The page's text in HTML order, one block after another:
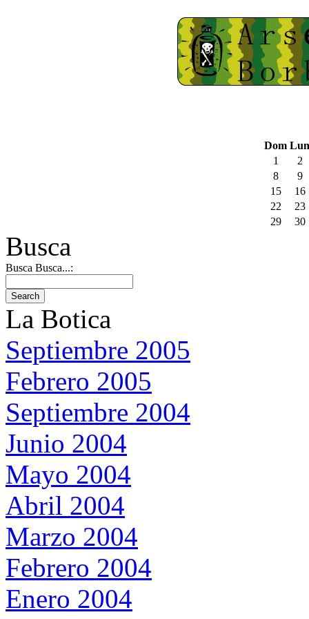
Dom Lun
1
2
8
9
15
16
22
23
29
30
Busca
Busca Busca...:
La Botica
Septiembre 2005
Febrero 2005
Septiembre 2004
Junio 2004
Mayo 2004
Abril 2004
Marzo 2004
Febrero 2004
Enero 2004